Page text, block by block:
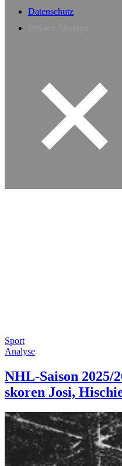
Datenschutz
Sport
Analyse
NHL-Saison 2025/
skoren Josi,